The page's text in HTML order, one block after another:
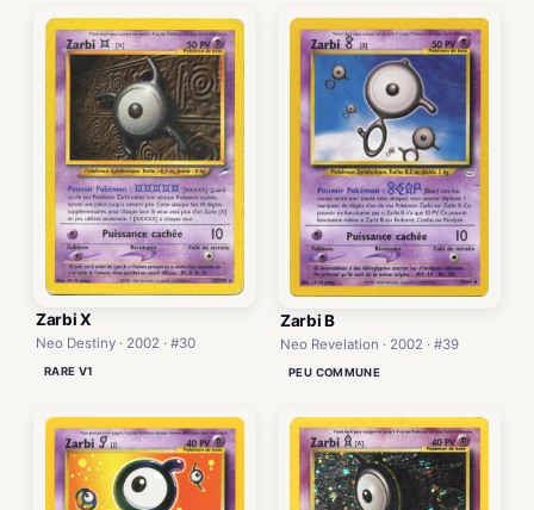
Zarbi X
Neo Destiny · 2002 · #30
RARE V1
Zarbi B
Neo Revelation · 2002 · #39
PEU COMMUNE